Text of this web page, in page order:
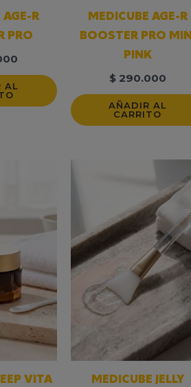
AGE-R
PRO
AL
MEDICUBE AGE-R
BOOSTER PRO MINI
PINK
$290.000
AÑADIR AL
CARRITO
VITA
MEDICUBE JELLY